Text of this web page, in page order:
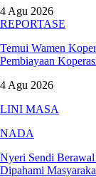
4 Agu 2026
REPORTASE
Temui Wamen
Pembiayaan
4 Agu 2026
LINI MASA
NADA
Nyeri Sendi
Dipahami